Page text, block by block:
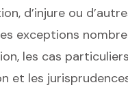
d’injure ou
exceptions
les cas
et les